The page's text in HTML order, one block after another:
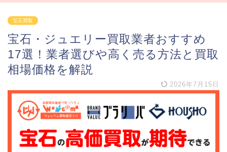
宝石買取
宝石・ジュエリー買取業者おすすめ
17選！業者選びや高く売る方法と買取
相場価格を解説
2026年7月15日